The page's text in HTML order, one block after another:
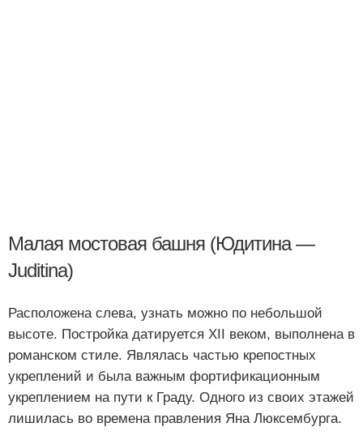
Малая мостовая башня (Юдитина —
Juditina)
Расположена слева, узнать можно по небольшой
высоте. Постройка датируется XII веком, выполнена в
романском стиле. Являлась частью крепостных
укреплений и была важным фортификационным
укреплением на пути к Граду. Одного из своих этажей
лишилась во времена правления Яна Люксембурга.